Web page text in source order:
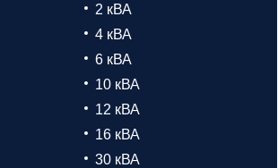
2 кВА
4 кВА
6 кВА
10 кВА
12 кВА
16 кВА
30 кВА